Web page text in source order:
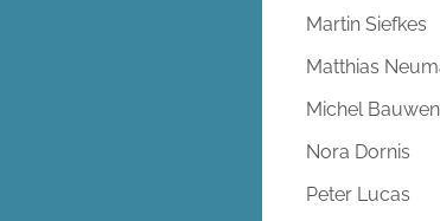
Martin Siefkes
Matthias
Michel
Nora Dornis
Peter Lucas